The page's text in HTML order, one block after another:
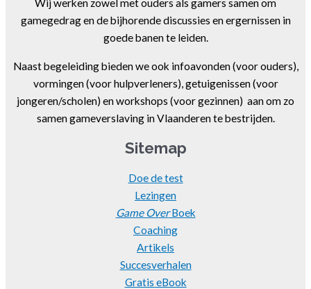
Wij werken zowel met ouders als gamers samen om
gamegedrag en de bijhorende discussies en ergernissen in
goede banen te leiden.
Naast begeleiding bieden we ook infoavonden (voor ouders),
vormingen (voor hulpverleners), getuigenissen (voor
jongeren/scholen) en workshops (voor gezinnen) aan om zo
samen gameverslaving in Vlaanderen te bestrijden.
Sitemap
Doe de test
Lezingen
Game OverBoek
Coaching
Artikels
Succesverhalen
Gratis eBook